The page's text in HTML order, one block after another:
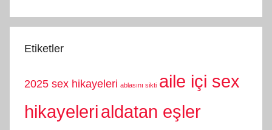
Etiketler
2025 sex hikayeleri ablasını sikti aile içi sex
hikayelerialdatan eşler